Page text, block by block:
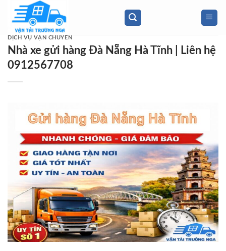
content
DỊCH VỤ VẬN CHUYỂN
Nhà xe gửi hàng Đà Nẵng Hà Tĩnh | Liên hệ
0912567708